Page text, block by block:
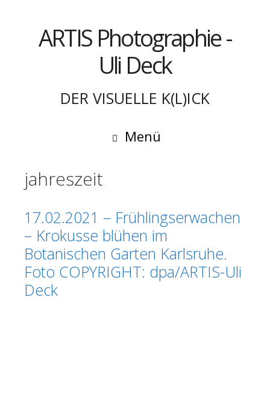
ARTIS Photographie -
Uli Deck
DER VISUELLE K(L)ICK
Menü
jahreszeit
17.02.2021 – Frühlingserwachen
– Krokusse blühen im
Botanischen Garten Karlsruhe.
Foto COPYRIGHT: dpa/ARTIS-Uli
Deck